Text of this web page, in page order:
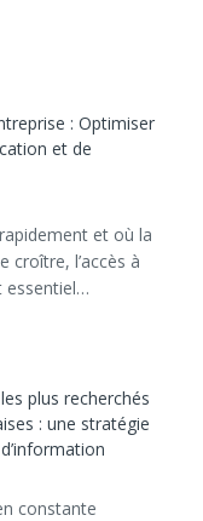
: Optimiser
et de
et où la
croître, l’accès à
essentiel…
plus recherchés
: une stratégie
constante